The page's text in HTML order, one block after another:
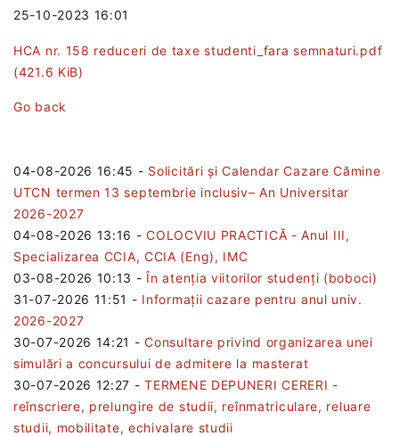
25-10-2023 16:01
HCA nr. 158 reduceri de taxe studenti_fara semnaturi.pdf
(421.6 KiB)
Go back
04-08-2026 16:45 - Solicitări și Calendar Cazare Cămine
UTCN termen 13 septembrie inclusiv– An Universitar
2026-2027
04-08-2026 13:16 -COLOCVIU PRACTICĂ - Anul III,
Specializarea CCIA, CCIA (Eng), IMC
03-08-2026 10:13 -În atenția viitorilor studenți (boboci)
31-07-2026 11:51 - Informații cazare pentru anul univ.
2026-2027
30-07-2026 14:21 -Consultare privind organizarea unei
simulări a concursului de admitere la masterat
30-07-2026 12:27 -TERMENE DEPUNERI CERERI -
reînscriere, prelungire de studii, reînmatriculare, reluare
studii, mobilitate, echivalare studii